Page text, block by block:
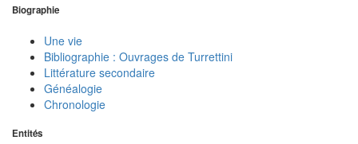
Biographie
Une vie
Bibliographie : Ouvrages de Turrettini
Littérature secondaire
Généalogie
Chronologie
Entités